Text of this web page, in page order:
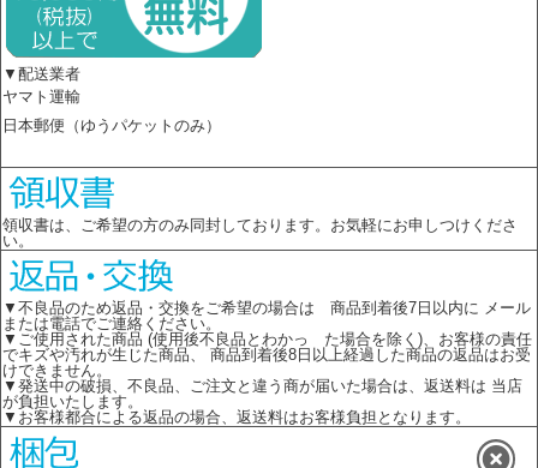
▼配送業者
ヤマト運輸
日本郵便（ゆうパケットのみ）
領収書は、ご希望の方のみ同封しております。お気軽にお申しつけくださ
い。
▼不良品のため返品・交換をご希望の場合は 商品到着後7日以内に メール
または電話でご連絡ください。
▼ご使用された商品 (使用後不良品とわかっ た場合を除く)、お客様の責任
でキズや汚れが生じた商品、 商品到着後8日以上経過した商品の返品はお受
けできません。
▼発送中の破損、不良品、ご注文と違う商が届いた場合は、返送料は 当店
が負担いたします。
▼お客様都合による返品の場合、返送料はお客様負担となります。